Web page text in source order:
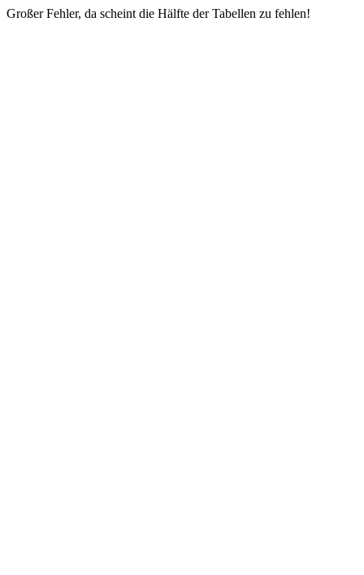
Großer Fehler, da scheint die Hälfte der Tabellen zu fehlen!